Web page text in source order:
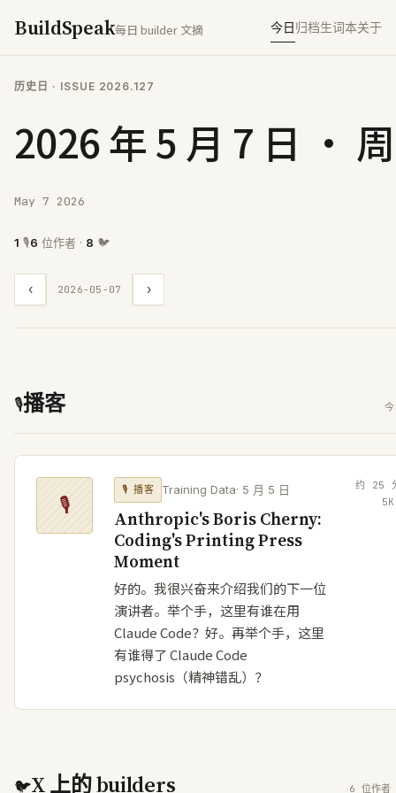
BuildSpeak每日 builder 文摘 今日归档生词本关于
历史日 · ISSUE 2026.127
2026 年 5 月 7 日 ·
May 7 2026
1 🎙6 位作者 · 8 🐦
‹ 2026-05-07 ›
🎙播客
🎙
🎙 播客 Training Data· 5 月 5 日
Anthropic's Boris Cherny:
Coding's Printing Press
Moment
好的。我很兴奋来介绍我们的下一位
演讲者。举个手，这里有谁在用
Claude Code？好。再举个手，这里
有谁得了 Claude Code
psychosis（精神错乱）？
约 25
5
🐦X 上的 builders 6 位作